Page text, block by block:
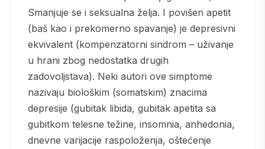
Smanjuje se i seksualna želja. I povišen apetit
(baš kao i prekomerno spavanje) je depresivni
ekvivalent (kompenzatorni sindrom – uživanje
u hrani zbog nedostatka drugih
zadovoljstava). Neki autori ove simptome
nazivaju biološkim (somatskim) znacima
depresije (gubitak libida, gubitak apetita sa
gubitkom telesne težine, insomnia, anhedonia,
dnevne varijacije raspoloženja, oštećenje